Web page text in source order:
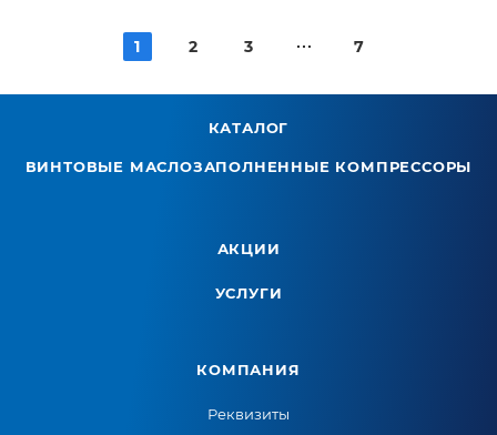
1 2 3 7
КАТАЛОГ
ВИНТОВЫЕ МАСЛОЗАПОЛНЕННЫЕ КОМПРЕССОРЫ
АКЦИИ
УСЛУГИ
КОМПАНИЯ
Реквизиты